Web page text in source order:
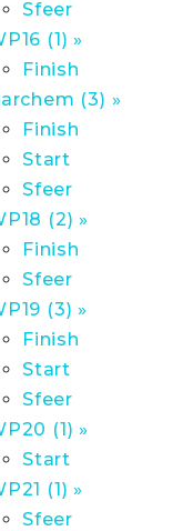
Sfeer
(1) »
Finish
(3) »
Finish
Start
Sfeer
(2) »
Finish
Sfeer
(3) »
Finish
Start
Sfeer
(1) »
Start
(1) »
Sfeer